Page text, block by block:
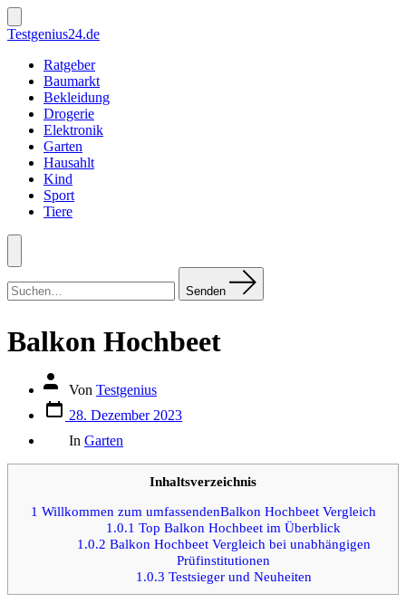
Zum
Inhalt
springen
Suche
ein-/ausblenden
Testgenius24.de
Ratgeber
Baumarkt
Bekleidung
Drogerie
Elektronik
Garten
Hausahlt
Kind
Sport
Tiere
Menü
nach:
Senden
Balkon Hochbeet
Autor
Beitrags
Von Testgenius
Datum
des
Beitrags
28. Dezember 2023
In Garten
Inhaltsverzeichnis
1 Willkommen zum umfassendenBalkon Hochbeet Vergleich
1.0.1 Top Balkon Hochbeet im Überblick
1.0.2 Balkon Hochbeet Vergleich bei unabhängigen
Prüfinstitutionen
1.0.3 Testsieger und Neuheiten